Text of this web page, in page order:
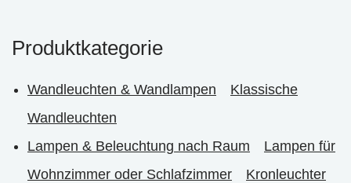
Produktkategorie
Wandleuchten & Wandlampen
Klassische
Wandleuchten
Lampen & Beleuchtung nach Raum
Lampen für
Wohnzimmer oder Schlafzimmer
Kronleuchter